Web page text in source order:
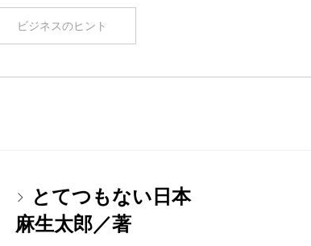
ビジネスのヒント
とてつもない日本
麻生太郎／著